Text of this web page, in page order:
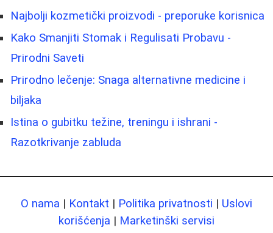
Najbolji kozmetički proizvodi - preporuke korisnica
Kako Smanjiti Stomak i Regulisati Probavu -
Prirodni Saveti
Prirodno lečenje: Snaga alternativne medicine i
biljaka
Istina o gubitku težine, treningu i ishrani -
Razotkrivanje zabluda
O nama | Kontakt | Politika privatnosti | Uslovi
korišćenja | Marketinški servisi